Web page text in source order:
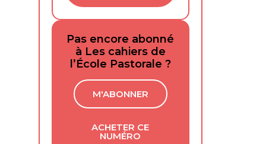
Pas encore abonné
à Les cahiers de
l’École Pastorale ?
M'ABONNER
ACHETER CE
NUMÉRO